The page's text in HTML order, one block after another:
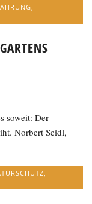
,
soweit: Der
Norbert Seidl,